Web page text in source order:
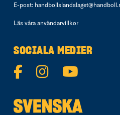
E-post:
Läs våra användarvillkor
SOCIALA MEDIER